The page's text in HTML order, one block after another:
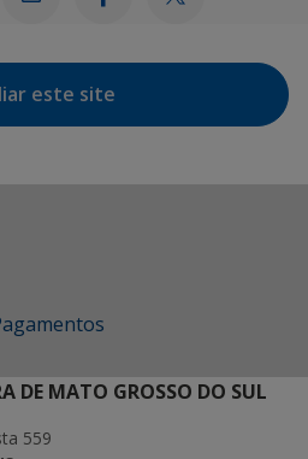
este site
DE MATO GROSSO DO SUL
559